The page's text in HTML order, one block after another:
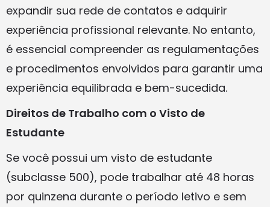
expandir sua rede de contatos e adquirir
experiência profissional relevante. No entanto,
é essencial compreender as regulamentações
e procedimentos envolvidos para garantir uma
experiência equilibrada e bem-sucedida.
Direitos de Trabalho com o Visto de
Estudante
Se você possui um visto de estudante
(subclasse 500), pode trabalhar até 48 horas
por quinzena durante o período letivo e sem